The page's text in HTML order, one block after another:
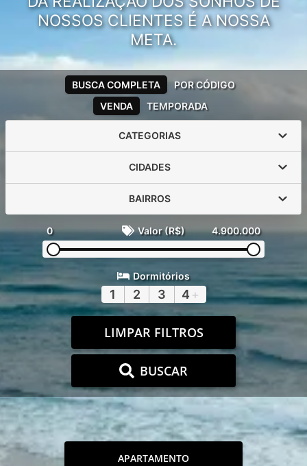
NOSSOS CLIENTES É A NOSSA
META.
VENDA TEMPORADA
BUSCA COMPLETA POR CÓDIGO
CATEGORIAS
CIDADES
BAIRROS
0 Valor (R$) 4.900.000
Dormitórios
1 2 3 4 +
LIMPAR FILTROS
BUSCAR
APARTAMENTO